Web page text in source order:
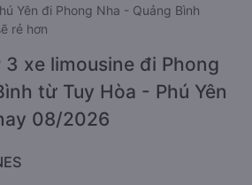
Yên đi Phong Nha - Quảng Bình
rẻ hơn
3 xe limousine đi Phong
từ Tuy Hòa - Phú Yên
08/2026